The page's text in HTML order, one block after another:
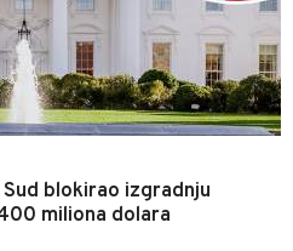
blokirao izgradnju
miliona dolara